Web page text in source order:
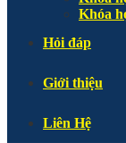
Khóa
Hỏi đáp
Giới thiệu
Liên Hệ